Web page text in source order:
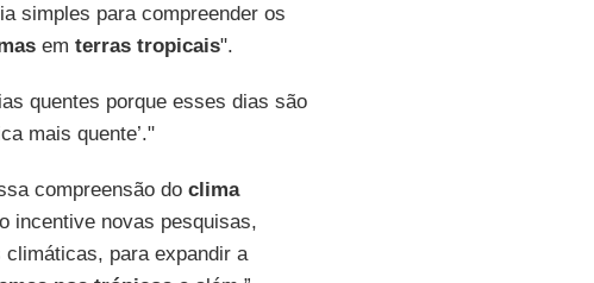
simples para compreender os
em terras tropicais".
quentes porque esses dias são
mais quente’."
compreensão do clima
incentive novas pesquisas,
para expandir a